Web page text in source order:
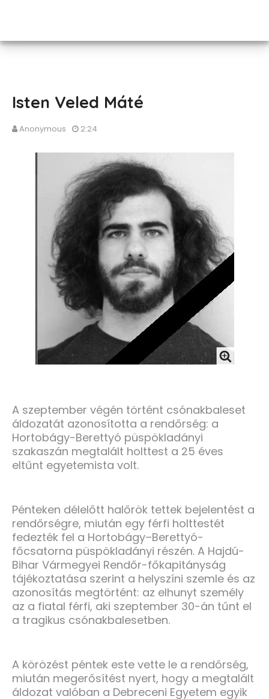
Isten Veled Máté
Anonymous 2:24
A szeptember végén történt csónakbaleset
áldozatát azonosította a rendőrség: a
Hortobágy-Berettyó püspökladányi
szakaszán megtalált holttest a 25 éves
eltűnt egyetemista volt.
Pénteken délelőtt halőrök tettek bejelentést a
rendőrségre, miután egy férfi holttestét
fedezték fel a Hortobágy–Berettyó-
főcsatorna püspökladányi részén. A Hajdú-
Bihar Vármegyei Rendőr-főkapitányság
tájékoztatása szerint a helyszíni szemle és az
azonosítás megtörtént: az elhunyt személy
az a fiatal férfi, aki szeptember 30-án tűnt el
a tragikus csónakbalesetben.
A körözést péntek este vette le a rendőrség,
miután megerősítést nyert, hogy a megtalált
áldozat valóban a Debreceni Egyetem egyik